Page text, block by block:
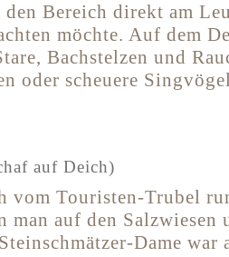
Bereich direkt am
möchte. Auf dem
Bachstelzen und
oder scheuere
auf Deich)
vom Touristen-Trubel
man auf den
Dame war